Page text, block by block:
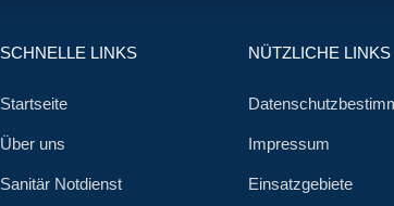
SCHNELLE LINKS
Startseite
Über uns
Sanitär Notdienst
NÜTZLICHE LINKS
Impressum
Einsatzgebiete